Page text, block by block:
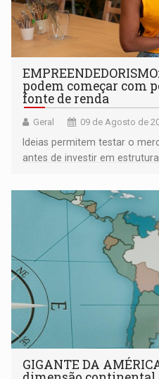
podem começar com
fonte de renda
Geral 09 de Agosto de
Ideias permitem testar o
antes de investir em
GIGANTE DA